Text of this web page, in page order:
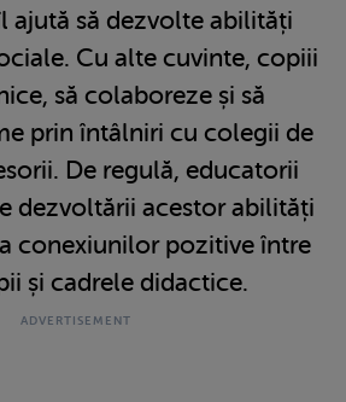
ajută să dezvolte abilități
Cu alte cuvinte, copiii
să colaboreze și să
prin întâlniri cu colegii de
De regulă, educatorii
dezvoltării acestor abilități
conexiunilor pozitive între
și cadrele didactice.